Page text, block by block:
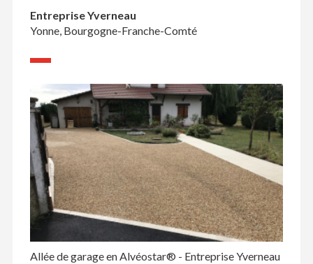
Entreprise Yverneau
Yonne, Bourgogne-Franche-Comté
Allée de garage en Alvéostar® - Entreprise Yverneau